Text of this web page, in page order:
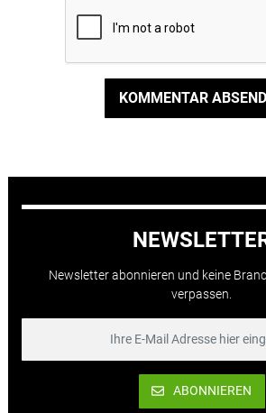
KOMMENTAR
Newsletter abonnieren und keine
verpassen.
ABONNIEREN